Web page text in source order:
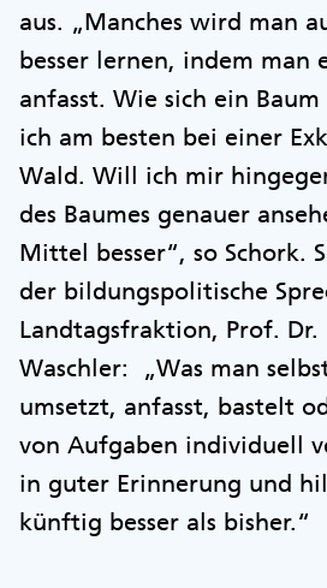
aus. „Manches wird man
besser lernen, indem man
anfasst. Wie sich ein
ich am besten bei einer
Wald. Will ich mir
des Baumes genauer
Mittel besser“, so Schork.
der bildungspolitische
Landtagsfraktion, Prof. Dr.
Waschler: „Was man
umsetzt, anfasst, bastelt
von Aufgaben individuell
in guter Erinnerung und
künftig besser als bisher.“